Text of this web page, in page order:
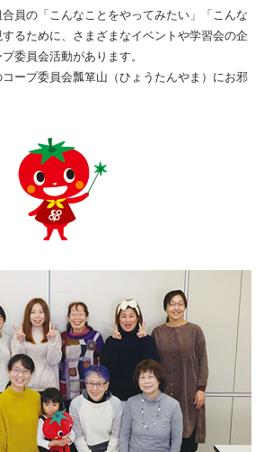
員の「こんなことをやってみたい」「こんな
るために、さまざまなイベントや学習会の企
委員会活動があります。
ープ委員会瓢箪山（ひょうたんやま）にお邪